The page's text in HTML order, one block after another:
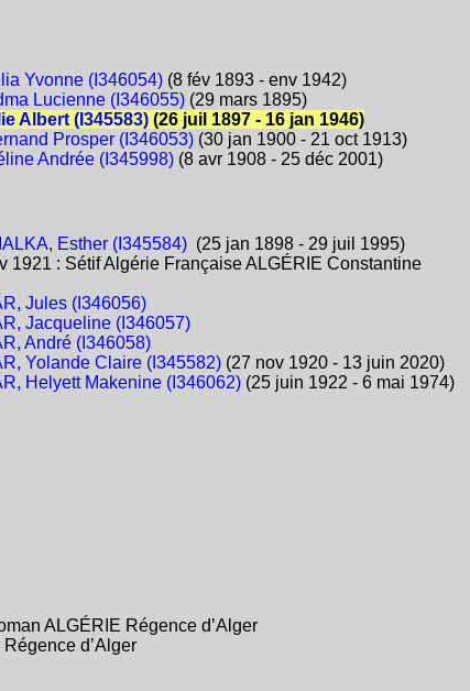
Yvonne (I346054) (8 fév 1893 - env 1942)
Lucienne (I346055) (29 mars 1895)
Albert (I345583) (26 juil 1897 - 16 jan 1946)
Prosper (I346053) (30 jan 1900 - 21 oct 1913)
Andrée (I345998) (8 avr 1908 - 25 déc 2001)
Esther (I345584) (25 jan 1898 - 29 juil 1995)
1921 : Sétif Algérie Française ALGÉRIE Constantine
Jules (I346056)
Jacqueline (I346057)
André (I346058)
Yolande Claire (I345582) (27 nov 1920 - 13 juin 2020)
Helyett Makenine (I346062) (25 juin 1922 - 6 mai 1974)
ALGÉRIE Régence d’Alger
d’Alger